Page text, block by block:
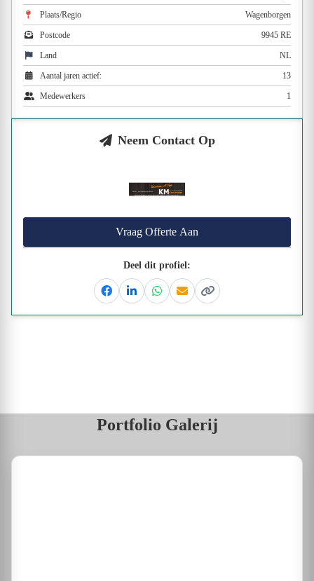
Plaats/Regio Wagenborgen
Postcode 9945 RE
Land NL
Aantal jaren actief: 13
Medewerkers 1
Neem Contact Op
Vraag Offerte Aan
Deel dit profiel:
FacebookLinkedinWhatsapp
EmailKopieer link
Portfolio Galerij